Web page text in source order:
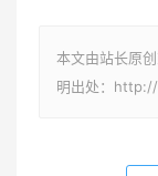
本文由站长原
明出处：